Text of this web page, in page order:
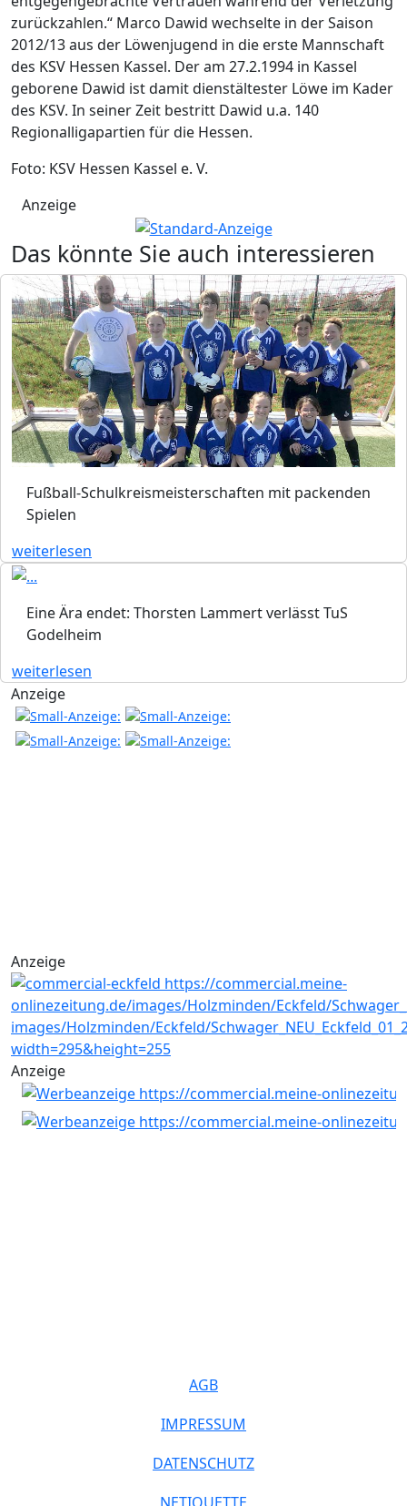
zurückzahlen.“ Marco Dawid wechselte in der Saison
2012/13 aus der Löwenjugend in die erste Mannschaft
des KSV Hessen Kassel. Der am 27.2.1994 in Kassel
geborene Dawid ist damit dienstältester Löwe im Kader
des KSV. In seiner Zeit bestritt Dawid u.a. 140
Regionalligapartien für die Hessen.
Foto: KSV Hessen Kassel e. V.
Anzeige
Das könnte Sie auch interessieren
Fußball-Schulkreismeisterschaften mit packenden
Spielen
weiterlesen
Eine Ära endet: Thorsten Lammert verlässt TuS
Godelheim
weiterlesen
Anzeige
Anzeige
Anzeige
AGB
IMPRESSUM
DATENSCHUTZ